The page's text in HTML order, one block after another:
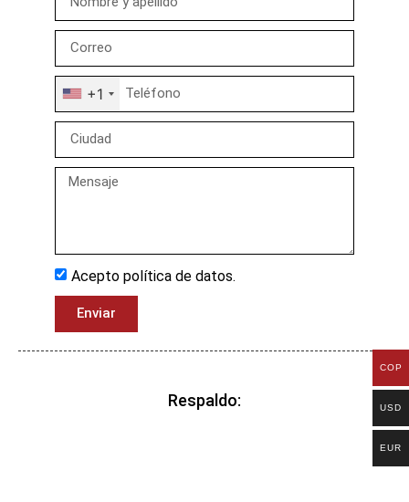
+1
Acepto política de datos.
Enviar
Respaldo:
COP
USD
EUR